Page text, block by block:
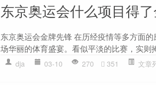
东京奥运会什么项目得
东京奥运会金牌先锋 在历经疫情等多方面
场华丽的体育盛宴。看似平淡的比赛，实则
dja 03-10 270 351 文章